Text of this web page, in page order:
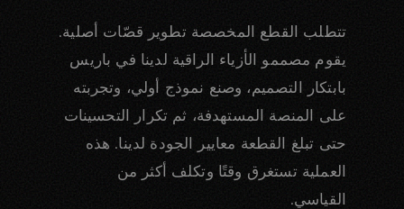
تتطلب القطع المخصصة تطوير قصّات أصلية.
يقوم مصممو الأزياء الراقية لدينا في باريس
بابتكار التصميم، وصنع نموذج أولي، وتجربته
على المنصة المستهدفة، ثم تكرار التحسينات
حتى تبلغ القطعة معايير الجودة لدينا. هذه
العملية تستغرق وقتًا وتكلف أكثر من
القياسي.